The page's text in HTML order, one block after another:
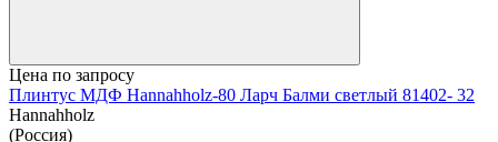
Цена по запросу
Плинтус МДФ Hannahholz-80 Ларч Балми светлый 81402- 32
Hannahholz
(Россия)